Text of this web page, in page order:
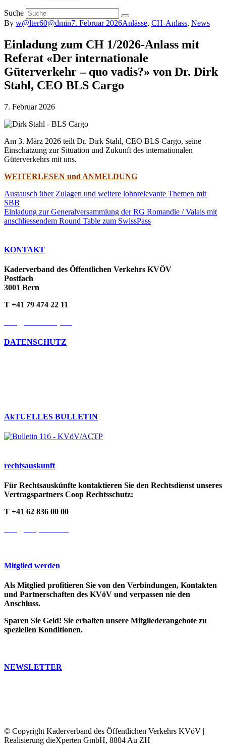
Suche
By w@lter60@dmin7. Februar 2026Anlässe, CH-Anlass, News
Einladung zum CH 1/2026-Anlass mit
Referat «Der internationale
Güterverkehr – quo vadis?» von Dr. Dirk
Stahl, CEO BLS Cargo
7. Februar 2026
Am 3. März 2026 teilt Dr. Dirk Stahl, CEO BLS Cargo, seine
Einschätzung zur Situation und Zukunft des internationalen
Güterverkehrs mit uns.
WEITERLESEN und ANMELDUNG
Austausch über Zulagen und weitere lohnrelevante Themen mit
SBB
Einladung zur Generalversammlung der RG Romandie / Valais mit
anschliessendem Round Table zum SwissPass
KONTAKT
Kaderverband des Öffentlichen Verkehrs KVÖV
Postfach
3001 Bern
T +41 79 474 22 11
DATENSCHUTZ
AkTUELLES BULLETIN
rechts­auskunft
Für Rechtsauskünfte kontaktieren Sie den Rechtsdienst unseres
Vertragspartners Coop Rechtsschutz:
T +41 62 836 00 00
Mitglied werden
Als Mitglied profitieren Sie von den Verbindungen, Kontakten
und Partnerschaften des KVöV und verpassen nie den
Anschluss.
Sparen Sie Geld! Sie erhalten unsere Mitgliederangebote zu
speziellen Konditionen.
NEWSLETTER
© Copyright Kaderverband des Öffentlichen Verkehrs KVöV |
Realisierung dieXperten GmbH, 8804 Au ZH